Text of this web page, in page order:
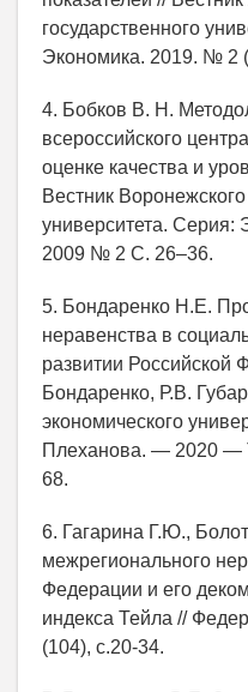
государственного
Экономика. 2019. № 2
4. Бобков В. Н.
всероссийского
оценке качества и
Вестник
университета. Серия:
2009 № 2 С. 26–36.
5. Бондаренко Н.Е.
неравенства в
развитии Российской
Бондаренко, Р.В.
экономического
Плеханова. — 2020
68.
6. Гагарина Г.Ю.,
межрегионального
Федерации и его
индекса Тейла //
(104), с.20-34.